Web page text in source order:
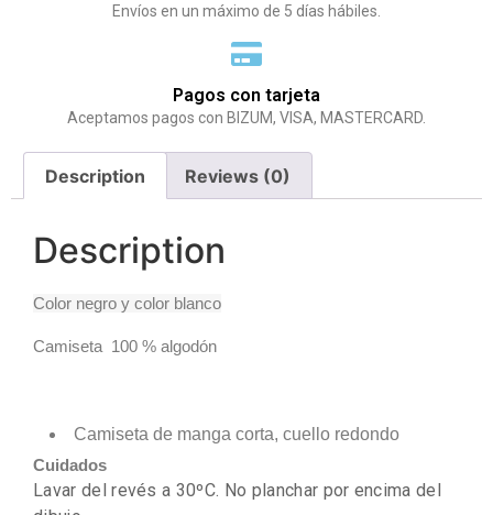
Envíos en un máximo de 5 días hábiles.
Pagos con tarjeta
Aceptamos pagos con BIZUM, VISA, MASTERCARD.
Description Reviews (0)
Description
Color negro y color blanco
Camiseta 100 % algodón
Camiseta de manga corta, cuello redondo
Cuidados
Lavar del revés a 30ºC. No planchar por encima del